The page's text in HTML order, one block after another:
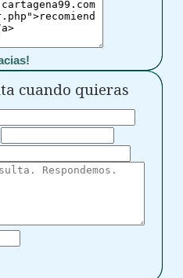
cuando quieras